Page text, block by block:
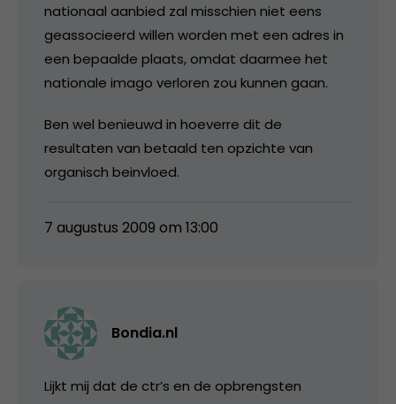
nationaal aanbied zal misschien niet eens
geassocieerd willen worden met een adres in
een bepaalde plaats, omdat daarmee het
nationale imago verloren zou kunnen gaan.
Ben wel benieuwd in hoeverre dit de
resultaten van betaald ten opzichte van
organisch beinvloed.
7 augustus 2009 om 13:00
Bondia.nl
Lijkt mij dat de ctr’s en de opbrengsten